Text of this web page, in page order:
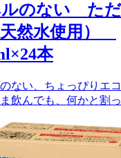
ルのない た
然水使用）
本
ない、ちょっぴりエコ
飲んでも、何かと割